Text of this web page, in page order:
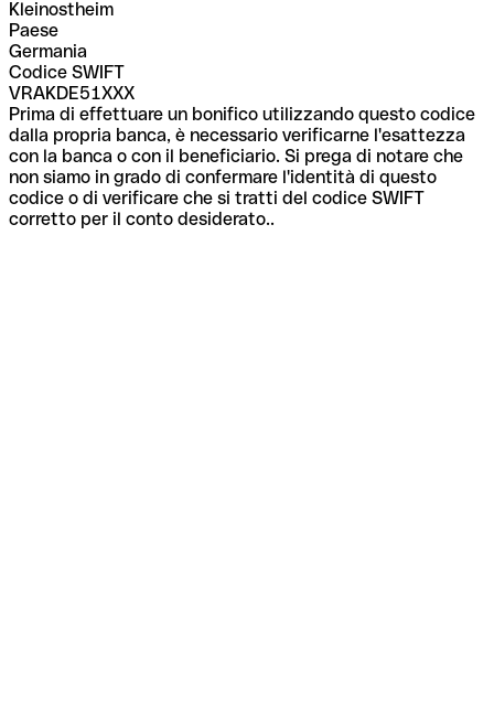
Kleinostheim
Paese
Germania
Codice SWIFT
VRAKDE51XXX
Prima di effettuare un bonifico utilizzando questo codice
dalla propria banca, è necessario verificarne l'esattezza
con la banca o con il beneficiario. Si prega di notare che
non siamo in grado di confermare l'identità di questo
codice o di verificare che si tratti del codice SWIFT
corretto per il conto desiderato..